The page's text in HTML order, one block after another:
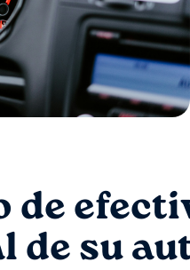
de su